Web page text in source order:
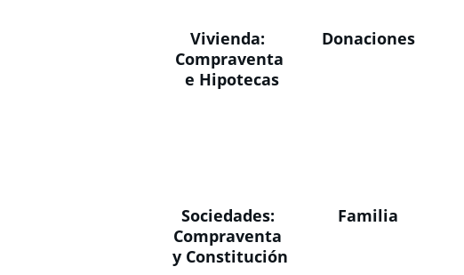
Vivienda:
Compraventa
e Hipotecas
Donaciones
Familia
Sociedades:
Compraventa
y Constitución